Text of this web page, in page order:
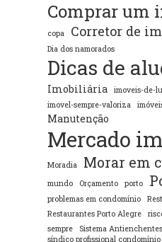
Comprar um
copa
Corretor de
Dia dos namorados
Dicas de
Imobiliária
imoveis-de-
imovel-sempre-valoriza
Manutenção
Mercado
Moradia Morar em
mundo Orçamento porto
problemas em condomínio
Restaurantes Porto Alegre
sempre
Sistema Antienchentes
síndico profissional